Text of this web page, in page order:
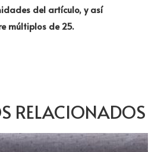
del artículo, y así
múltiplos de 25.
RELACIONADOS